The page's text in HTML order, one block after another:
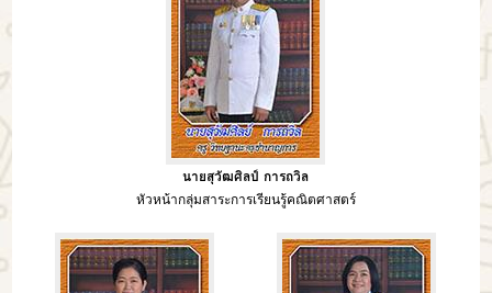
นายสุวัฒศิลป์ การถวิล
หัวหน้ากลุ่มสาระการเรียนรู้คณิตศาสตร์